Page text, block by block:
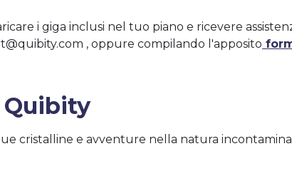
i giga inclusi nel tuo piano e ricevere
, oppure compilando l'apposito
Quibity
cristalline e avventure nella natura